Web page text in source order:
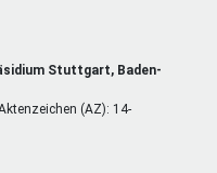
Stuttgart, Baden-
(AZ): 14-